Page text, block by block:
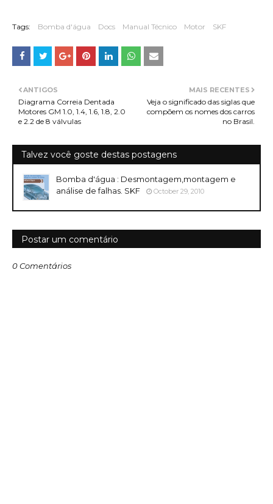
Tags: Bomba d'água Docs Manual Técnico Motor SKF
MAIS RECENTES
Veja o significado das siglas que
compõem os nomes dos carros
no Brasil.
ANTIGOS
Diagrama Correia Dentada
Motores GM 1.0, 1.4, 1.6, 1.8, 2.0
e 2.2 de 8 válvulas
Talvez você goste destas postagens
Bomba d'água : Desmontagem,montagem e
análise de falhas. SKF
October 29, 2010
Postar um comentário
0 Comentários